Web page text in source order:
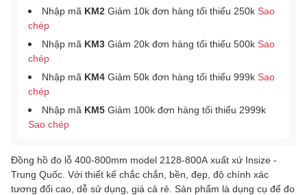
Nhập mã KM2 Giảm 10k đơn hàng tối thiểu 250k Sao
chép
Nhập mã KM3 Giảm 20k đơn hàng tối thiểu 500k Sao
chép
Nhập mã KM4 Giảm 50k đơn hàng tối thiểu 999k Sao
chép
Nhập mã KM5 Giảm 100k đơn hàng tối thiểu 2999k
Sao chép
Đồng hồ đo lỗ 400-800mm model 2128-800A xuất xứ Insize -
Trung Quốc. Với thiết kế chắc chắn, bền, đẹp, độ chính xác
tương đối cao, dễ sử dụng, giá cả rẻ. Sản phẩm là dụng cụ để đo